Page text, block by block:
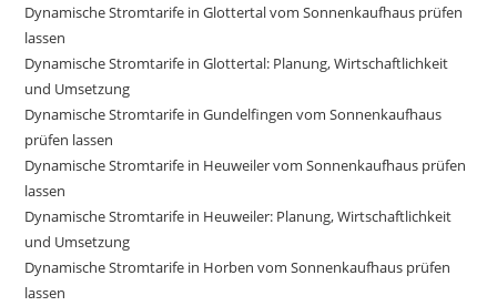
Dynamische Stromtarife in Glottertal vom Sonnenkaufhaus prüfen
lassen
Dynamische Stromtarife in Glottertal: Planung, Wirtschaftlichkeit
und Umsetzung
Dynamische Stromtarife in Gundelfingen vom Sonnenkaufhaus
prüfen lassen
Dynamische Stromtarife in Heuweiler vom Sonnenkaufhaus prüfen
lassen
Dynamische Stromtarife in Heuweiler: Planung, Wirtschaftlichkeit
und Umsetzung
Dynamische Stromtarife in Horben vom Sonnenkaufhaus prüfen
lassen